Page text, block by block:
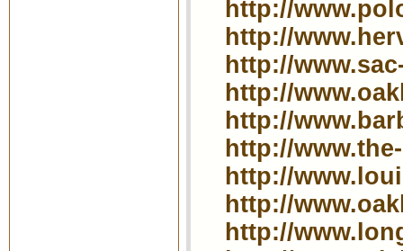
http://
http://
http://
http://
http://
http://
http://
http://
http://